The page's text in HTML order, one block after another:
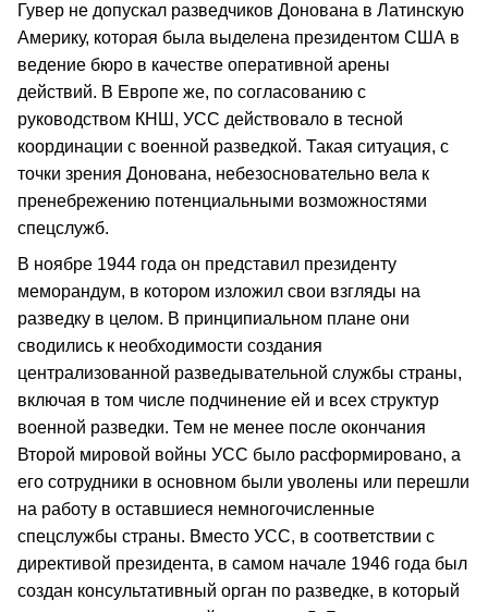
Гувер не допускал разведчиков Донована в Латинскую
Америку, которая была выделена президентом США в
ведение бюро в качестве оперативной арены
действий. В Европе же, по согласованию с
руководством КНШ, УСС действовало в тесной
координации с военной разведкой. Такая ситуация, с
точки зрения Донована, небезосновательно вела к
пренебрежению потенциальными возможностями
спецслужб.
В ноябре 1944 года он представил президенту
меморандум, в котором изложил свои взгляды на
разведку в целом. В принципиальном плане они
сводились к необходимости создания
централизованной разведывательной службы страны,
включая в том числе подчинение ей и всех структур
военной разведки. Тем не менее после окончания
Второй мировой войны УСС было расформировано, а
его сотрудники в основном были уволены или перешли
на работу в оставшиеся немногочисленные
спецслужбы страны. Вместо УСС, в соответствии с
директивой президента, в самом начале 1946 года был
создан консультативный орган по разведке, в который